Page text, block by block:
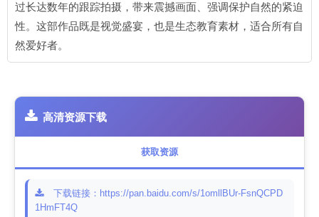
过长达数年的跟踪拍摄，带来震撼画面、强调保护自然的紧迫
性。这部作品既是视觉盛宴，也是生态教育素材，适合所有自
然爱好者。
高清资源下载
获取资源
下载链接：https://pan.baidu.com/s/1omllBUr-FsnQCPD
1HmFT4Q